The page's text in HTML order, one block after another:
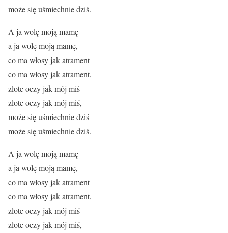
może się uśmiechnie dziś.
A ja wolę moją mamę
a ja wolę moją mamę,
co ma włosy jak atrament
co ma włosy jak atrament,
złote oczy jak mój miś
złote oczy jak mój miś,
może się uśmiechnie dziś
może się uśmiechnie dziś.
A ja wolę moją mamę
a ja wolę moją mamę,
co ma włosy jak atrament
co ma włosy jak atrament,
złote oczy jak mój miś
złote oczy jak mój miś,